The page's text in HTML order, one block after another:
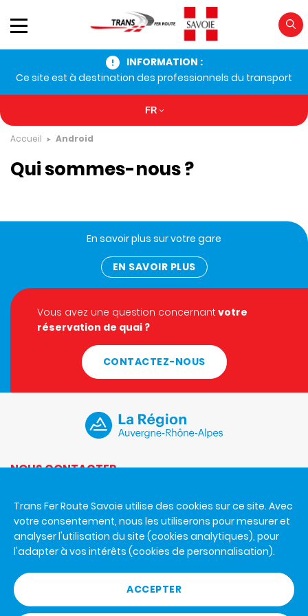
INFORMATION :
Ce site est à destination des professionnels du transport
FR
Accueil Android
Qui sommes-nous ?
En savoir plus sur votre gare
EN SAVOIR PLUS
Vous avez une question concernant votre
réservation de quai ?
CONTACTEZ-NOUS
NOUS CONTACTER
Trans Fer Route Savoie
926 A avenue de la Houille Blanche
73000 Chambéry
RÈGLEMENT GÉNÉRAL DES GARES ROUTIÈRES
Trans Fer Route Savoie utilise des cookies sur ce site. Avec
votre consentement, nous les utiliserons pour mesurer et
analyser l'utilisation du site (cookies analytiques), pour
l'adapter à vos intérêts (cookies de personnalisation).
ACCEPTER